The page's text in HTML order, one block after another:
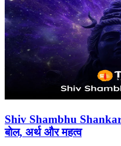
Shiv Shambhu
बोल, अर्थ और महत्व